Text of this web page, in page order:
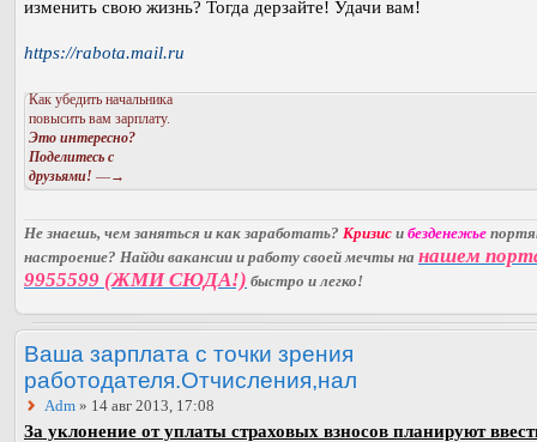
изменить свою жизнь? Тогда дерзайте! Удачи вам!
https://rabota.mail.ru
Как убедить начальника
повысить вам зарплату.
Это интересно?
Поделитесь с
друзьями! —→
Не знаешь, чем заняться и как заработать? Кризис и безденежье
настроение? Найди вакансии и работу своей мечты на нашем
9955599 (ЖМИ СЮДА!) быстро и легко!
Ваша зарплата с точки зрения
работодателя.Отчисления,нал
Adm » 14 авг 2013, 17:08
За уклонение от уплаты страховых взносов планируют